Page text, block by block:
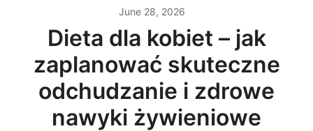
June 28, 2026
Dieta dla kobiet – jak
zaplanować skuteczne
odchudzanie i zdrowe
nawyki żywieniowe